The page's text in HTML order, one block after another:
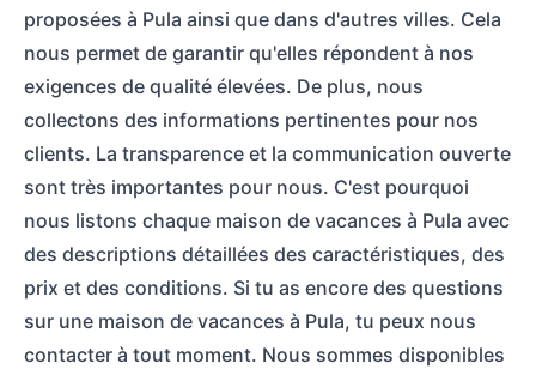
proposées à Pula ainsi que dans d'autres villes. Cela
nous permet de garantir qu'elles répondent à nos
exigences de qualité élevées. De plus, nous
collectons des informations pertinentes pour nos
clients. La transparence et la communication ouverte
sont très importantes pour nous. C'est pourquoi
nous listons chaque maison de vacances à Pula avec
des descriptions détaillées des caractéristiques, des
prix et des conditions. Si tu as encore des questions
sur une maison de vacances à Pula, tu peux nous
contacter à tout moment. Nous sommes disponibles